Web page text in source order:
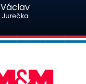
Dantaye
Gilbert